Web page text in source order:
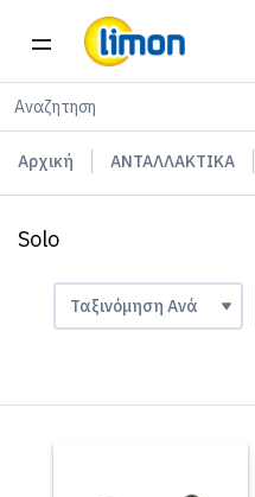
Αρχική ΑΝΤΑΛΛΑΚΤΙΚΑ
Solo